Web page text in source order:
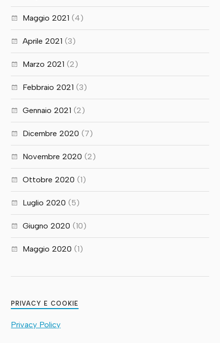
Maggio 2021 (4)
Aprile 2021 (3)
Marzo 2021 (2)
Febbraio 2021 (3)
Gennaio 2021 (2)
Dicembre 2020 (7)
Novembre 2020 (2)
Ottobre 2020 (1)
Luglio 2020 (5)
Giugno 2020 (10)
Maggio 2020 (1)
PRIVACY E COOKIE
Privacy Policy